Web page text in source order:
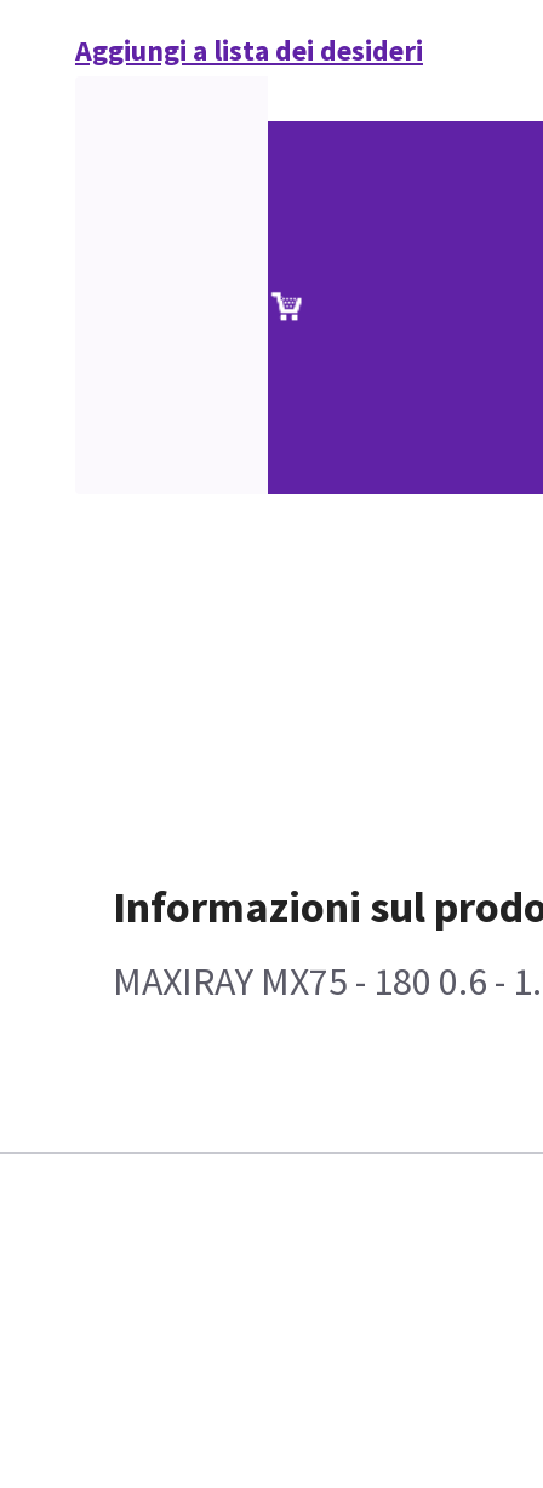
Aggiungi a lista dei desideri
Informazioni sul
MAXIRAY MX75 - 180 0.6 -